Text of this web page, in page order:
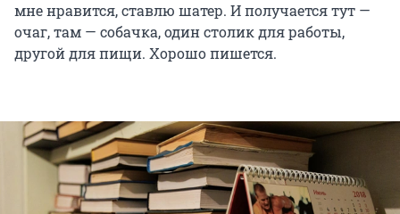
мне нравится, ставлю шатер. И получается тут —
очаг, там — собачка, один столик для работы,
другой для пищи. Хорошо пишется.